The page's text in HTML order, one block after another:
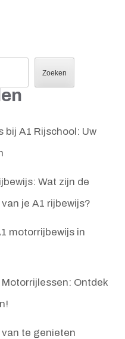
Zoeken
bij A1 Rijschool: Uw
Wat zijn de
je A1 rijbewijs?
motorrijbewijs in
Ontdek
van te genieten